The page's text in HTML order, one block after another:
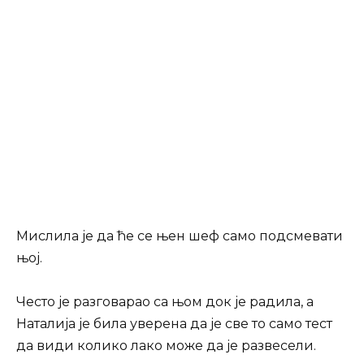
Мислила је да ће се њен шеф само подсмевати
њој.
Често је разговарао са њом док је радила, а
Наталија је била уверена да је све то само тест
да види колико лако може да је развесели.